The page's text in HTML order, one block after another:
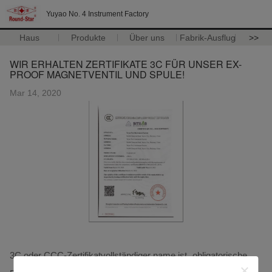
Yuyao No. 4 Instrument Factory
Haus Produkte Über uns Fabrik-Ausflug >>
WIR ERHALTEN ZERTIFIKATE 3C FÜR UNSER EX-
PROOF MAGNETVENTIL UND SPULE!
Mar 14, 2020
3C oder CCC-Zertifikatvollständiger name ist „obligatorische